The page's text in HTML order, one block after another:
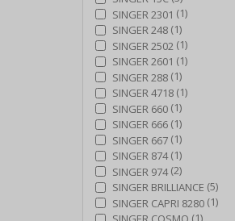
SINGER 2301 (1)
SINGER 248 (1)
SINGER 2502 (1)
SINGER 2601 (1)
SINGER 288 (1)
SINGER 4718 (1)
SINGER 660 (1)
SINGER 666 (1)
SINGER 667 (1)
SINGER 874(1)
SINGER 974(2)
SINGER BRILLIANCE (5)
SINGER CAPRI 8280 (1)
(1)